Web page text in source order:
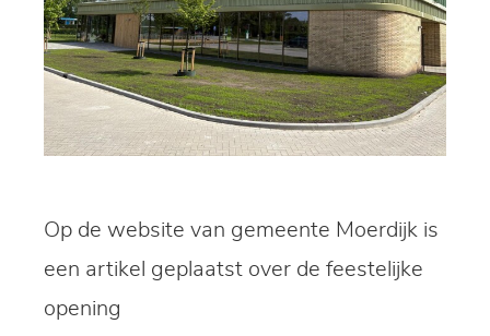
Op de website van gemeente Moerdijk is
een artikel geplaatst over de feestelijke
opening